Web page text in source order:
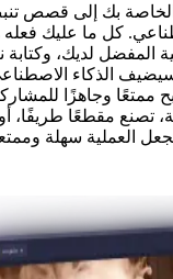
بك إلى قصص
كل ما عليك فعله
المفضل لديك،
الذكاء الاصطناعي
ممتعًا وجاهزًا
تصنع مقطعًا طريفًا،
تجعل العملية سهلة